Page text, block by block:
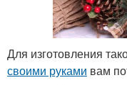
Для изготовления
своими руками вам